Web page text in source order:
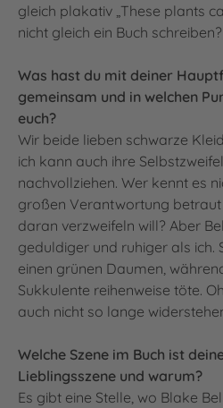
gleich plakativ „These plants
nicht gleich ein Buch schreiben?
Was hast du mit deiner
gemeinsam und in welchen
euch?
Wir beide lieben schwarze
ich kann auch ihre
nachvollziehen. Wer kennt es
großen Verantwortung
daran verzweifeln will? Aber
geduldiger und ruhiger als ich.
einen grünen Daumen,
Sukkulente reihenweise töte.
auch nicht so lange
Welche Szene im Buch ist
Lieblingsszene und warum?
Es gibt eine Stelle, wo Blake